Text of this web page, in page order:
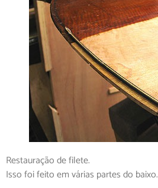
Restauração de filete.
Isso foi feito em várias partes do baixo.